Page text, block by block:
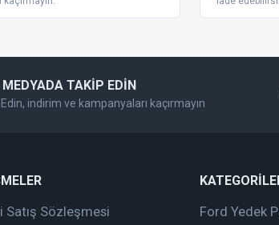
TAKİP EDİN
indirim ve kampanyaları kaçırmayın
Satış Sözleşmesi
Ford Yedek